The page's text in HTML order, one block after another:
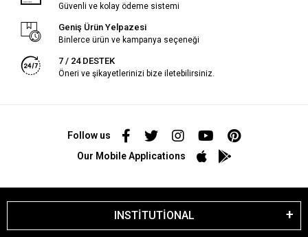
Güvenli ve kolay ödeme sistemi
Geniş Ürün Yelpazesi
Binlerce ürün ve kampanya seçeneği
7 / 24 DESTEK
Öneri ve şikayetlerinizi bize iletebilirsiniz.
Follow us
Our Mobile Applications
INSTİTUTİONAL